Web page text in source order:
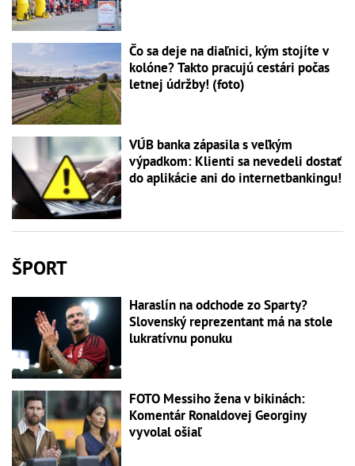
Čo sa deje na diaľnici, kým stojíte v
kolóne? Takto pracujú cestári počas
letnej údržby! (foto)
VÚB banka zápasila s veľkým
výpadkom: Klienti sa nevedeli dostať
do aplikácie ani do internetbankingu!
ŠPORT
Haraslín na odchode zo Sparty?
Slovenský reprezentant má na stole
lukratívnu ponuku
FOTO Messiho žena v bikinách:
Komentár Ronaldovej Georginy
vyvolal ošiaľ